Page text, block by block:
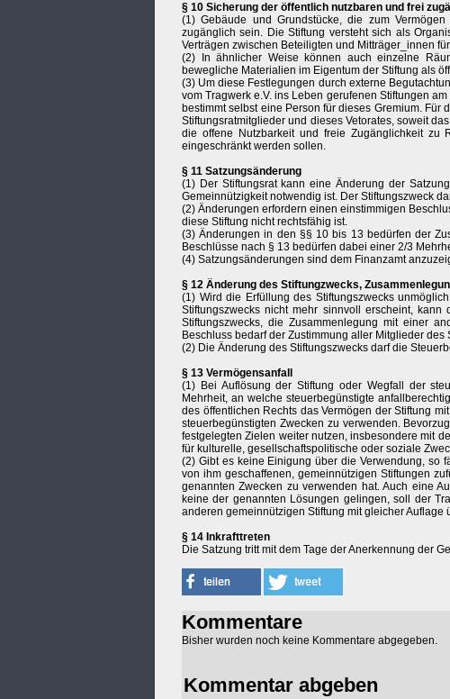
§ 10 Sicherung der öffentlich nutzbaren und frei
(1) Gebäude und Grundstücke, die zum
zugänglich sein. Die Stiftung versteht sich als
Verträgen zwischen Beteiligten und Mitträger_innen
(2) In ähnlicher Weise können auch einzelne
bewegliche Materialien im Eigentum der Stiftung als
(3) Um diese Festlegungen durch externe
vom Tragwerk e.V. ins Leben gerufenen Stiftungen
bestimmt selbst eine Person für dieses Gremium.
Stiftungsratmitglieder und dieses Vetorates, soweit
die offene Nutzbarkeit und freie Zugänglichkeit zu
eingeschränkt werden sollen.
§ 11 Satzungsänderung
(1) Der Stiftungsrat kann eine Änderung der
Gemeinnützigkeit notwendig ist. Der Stiftungszweck
(2) Änderungen erfordern einen einstimmigen
diese Stiftung nicht rechtsfähig ist.
(3) Änderungen in den §§ 10 bis 13 bedürfen der
Beschlüsse nach § 13 bedürfen dabei einer 2/3
(4) Satzungsänderungen sind dem Finanzamt
§ 12 Änderung des Stiftungzwecks,
(1) Wird die Erfüllung des Stiftungszwecks
Stiftungszwecks nicht mehr sinnvoll erscheint,
Stiftungszwecks, die Zusammenlegung mit einer
Beschluss bedarf der Zustimmung aller Mitglieder
(2) Die Änderung des Stiftungszwecks darf die
§ 13 Vermögensanfall
(1) Bei Auflösung der Stiftung oder Wegfall der
Mehrheit, an welche steuerbegünstigte
des öffentlichen Rechts das Vermögen der Stiftung
steuerbegünstigten Zwecken zu verwenden.
festgelegten Zielen weiter nutzen, insbesondere mit
für kulturelle, gesellschaftspolitische oder soziale
(2) Gibt es keine Einigung über die Verwendung, so
von ihm geschaffenen, gemeinnützigen Stiftungen
genannten Zwecken zu verwenden hat. Auch eine
keine der genannten Lösungen gelingen, soll der
anderen gemeinnützigen Stiftung mit gleicher Auflage
§ 14 Inkrafttreten
Die Satzung tritt mit dem Tage der Anerkennung der
Kommentare
Bisher wurden noch keine Kommentare abgegeben.
Kommentar abgeben